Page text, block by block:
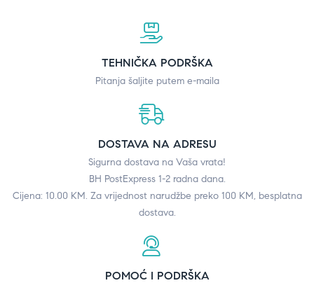
TEHNIČKA PODRŠKA
Pitanja šaljite putem e-maila
DOSTAVA NA ADRESU
Sigurna dostava na Vaša vrata!
BH PostExpress 1-2 radna dana.
Cijena: 10.00 KM. Za vrijednost narudžbe preko 100 KM, besplatna
dostava.
POMOĆ I PODRŠKA